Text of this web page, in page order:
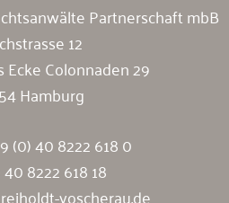
Partnerschaft mbB
12
Colonnaden 29
Hamburg
(0) 40 8222 618 0
40 8222 618 18
voscherau.de